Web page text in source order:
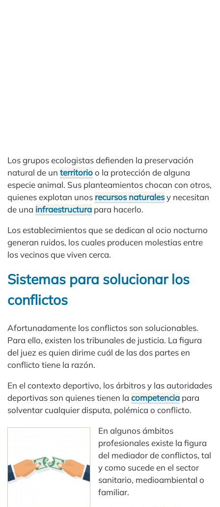
Los grupos ecologistas defienden la preservación
natural de un territorioo la protección de alguna
especie animal. Sus planteamientos chocan con otros,
quienes explotan unos recursos naturalesy necesitan
de una infraestructura para hacerlo.
Los establecimientos que se dedican al ocio nocturno
generan ruidos, los cuales producen molestias entre
los vecinos que viven cerca.
Sistemas para solucionar los
conflictos
Afortunadamente los conflictos son solucionables.
Para ello, existen los tribunales de justicia. La figura
del juez es quien dirime cuál de las dos partes en
conflicto tiene la razón.
En el contexto deportivo, los árbitros y las autoridades
deportivas son quienes tienen la competencia para
solventar cualquier disputa, polémica o conflicto.
En algunos ámbitos
profesionales existe la figura
del mediador de conflictos, tal
y como sucede en el sector
sanitario, medioambiental o
familiar.